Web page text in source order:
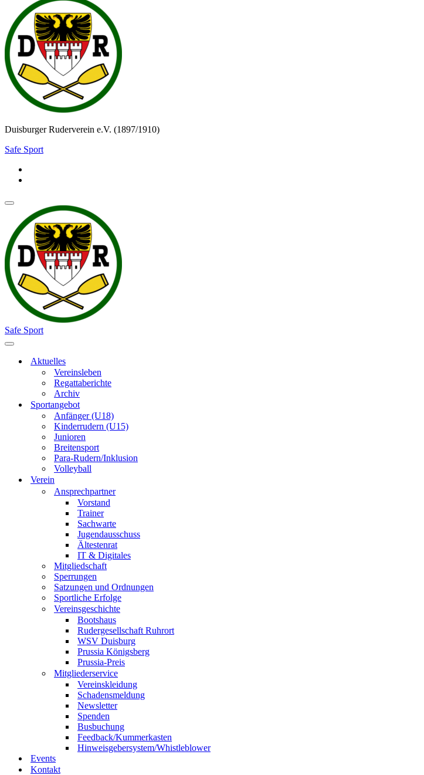
Duisburger Ruderverein e.V. (1897/1910)
Safe Sport
Navigationsmenü
Safe Sport
Navigationsmenü
Aktuelles
Vereinsleben
Regattaberichte
Archiv
Sportangebot
Anfänger (U18)
Kinderrudern (U15)
Junioren
Breitensport
Para-Rudern/Inklusion
Volleyball
Verein
Ansprechpartner
Vorstand
Trainer
Sachwarte
Jugendausschuss
Ältestenrat
IT & Digitales
Mitgliedschaft
Sperrungen
Satzungen und Ordnungen
Sportliche Erfolge
Vereinsgeschichte
Bootshaus
Rudergesellschaft Ruhrort
WSV Duisburg
Prussia Königsberg
Prussia-Preis
Mitgliederservice
Vereinskleidung
Schadensmeldung
Newsletter
Spenden
Busbuchung
Feedback/Kummerkasten
Hinweisgebersystem/Whistleblower
Events
Kontakt